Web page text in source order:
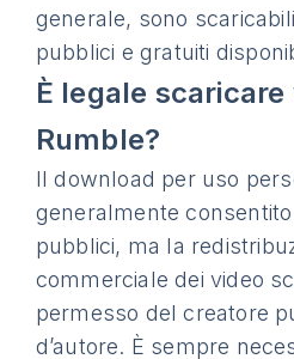
generale, sono
pubblici e gratuiti
È legale scaricare
Rumble?
Il download per uso
generalmente
pubblici, ma la
commerciale dei video
permesso del creatore
d’autore. È sempre